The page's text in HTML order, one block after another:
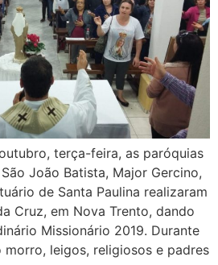
terça-feira, as paróquias
João Batista, Major Gercino,
de Santa Paulina realizaram
Cruz, em Nova Trento, dando
Missionário 2019. Durante
leigos, religiosos e padres